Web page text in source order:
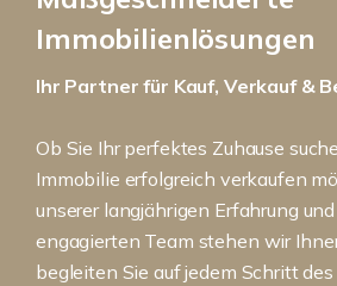
Immobilienlösungen
Ihr Partner für Kauf, Verkauf &
Ob Sie Ihr perfektes Zuhause
Immobilie erfolgreich verkaufen
unserer langjährigen Erfahrung
engagierten Team stehen wir
begleiten Sie auf jedem Schritt